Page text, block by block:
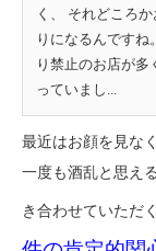
く、 それどころ
りになるんですね
り禁止のお店が多
っていまし...
最近はお顔を見な
一度も酒乱と思え
き合わせていただ